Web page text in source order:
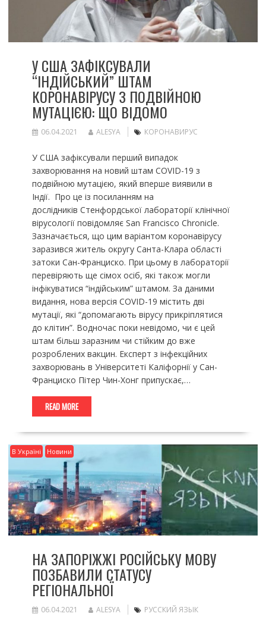
У США ЗАФІКСУВАЛИ
“ІНДІЙСЬКИЙ” ШТАМ
КОРОНАВІРУСУ З ПОДВІЙНОЮ
МУТАЦІЄЮ: ЩО ВІДОМО
06.04.2021 ALESYA КОРОНАВИРУС
У США зафіксували перший випадок
захворювання на новий штам COVID-19 з
подвійною мутацією, який вперше виявили в
Індії. Про це із посиланням на
дослідників Стенфордської лабораторії клінічної
вірусології повідомляє San Francisco Chronicle.
Зазначається, що цим варіантом коронавірусу
заразився житель округу Санта-Клара області
затоки Сан-Франциско. При цьому в лабораторії
перевіряють ще сімох осіб, які також могли
інфікуватися “індійським” штамом. За даними
видання, нова версія COVID-19 містить дві
мутації, які “допомагають вірусу прикріплятися
до клітин”. Водночас поки невідомо, чи є цей
штам більш заразним чи стійким до вже
розроблених вакцин. Експерт з інфекційних
захворювань в Університеті Каліфорнії у Сан-
Франциско Пітер Чин-Хонг припускає,…
READ MORE
В Україні Новини
НА ЗАПОРІЖЖІ РОСІЙСЬКУ МОВУ
ПОЗБАВИЛИ СТАТУСУ
РЕГІОНАЛЬНОЇ
06.04.2021 ALESYA РУССКИЙ ЯЗЫК